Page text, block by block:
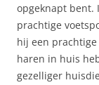
opgeknapt bent.
prachtige
hij een
haren in huis
gezelliger